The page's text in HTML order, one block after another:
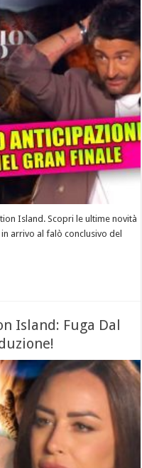
Island. Scopri le ultime novità
arrivo al falò conclusivo del
Island: Fuga Dal